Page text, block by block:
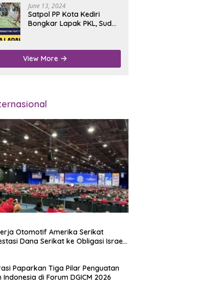
June 13, 2024
Satpol PP Kota Kediri
Bongkar Lapak PKL, Sudah
View More
Otomotif Amerika Serikat
Dana Serikat ke Obligasi Israel,
Paparkan Tiga Pilar Penguatan
di Forum DGICM 2026